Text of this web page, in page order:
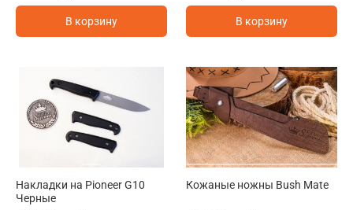
В корзину В корзину
Накладки на Pioneer G10
Черные
Кожаные ножны Bush Mate